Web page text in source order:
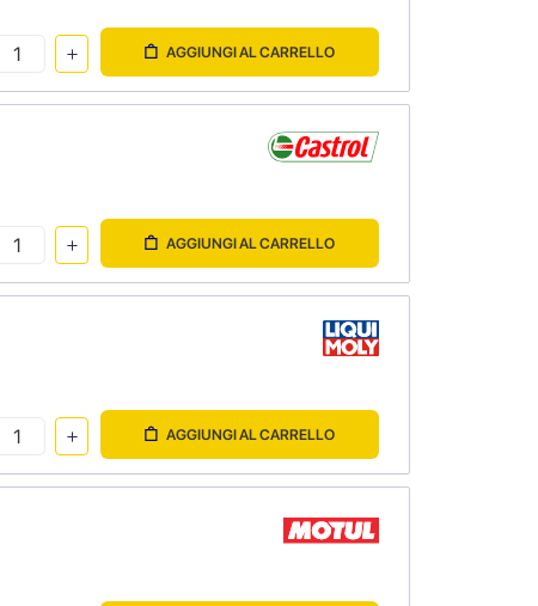
AGGIUNGI AL CARRELLO
AGGIUNGI AL CARRELLO
AGGIUNGI AL CARRELLO